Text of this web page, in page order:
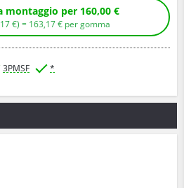
Compra senza montaggio per 160,00 €
17€ ) = 163,17€ per gomma
3PMSF *